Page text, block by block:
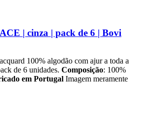
| cinza | pack de 6 | Bovi
100% algodão com ajur a toda a
de 6 unidades. Composição: 100%
em Portugal Imagem meramente